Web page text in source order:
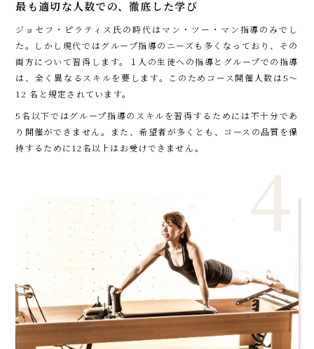
最も適切な人数での、徹底した学び
ジョセフ・ピラティス氏の時代はマン・ツー・マン指導のみでし
た。しかし現代ではグループ指導のニーズも多くなっており、その
両方について習得します。１人の生徒への指導とグループでの指導
は、全く異なるスキルを要します。このためコース開催人数は5〜
12 名と規定されています。
5名以下ではグループ指導のスキルを習得するためには不十分であ
り開催ができません。また、希望者が多くとも、コースの品質を保
持するために12名以上はお受けできません。